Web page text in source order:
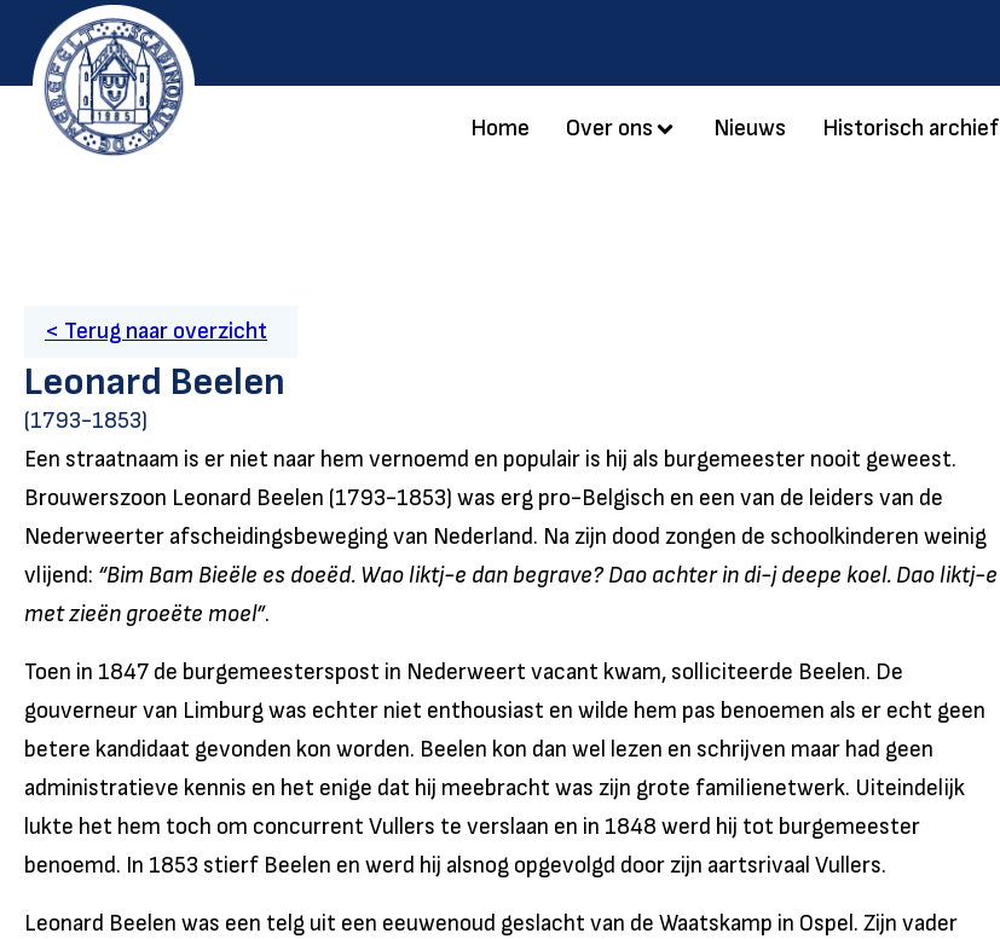
Home Over ons Nieuws Historisch archief
< Terug naar overzicht
Leonard Beelen
(1793-1853)
Een straatnaam is er niet naar hem vernoemd en populair is hij als burgemeester nooit geweest.
Brouwerszoon Leonard Beelen (1793-1853) was erg pro-Belgisch en een van de leiders van de
Nederweerter afscheidingsbeweging van Nederland. Na zijn dood zongen de schoolkinderen weinig
vlijend: “Bim Bam Bieële es doeëd. Wao liktj-e dan begrave? Dao achter in di-j deepe koel. Dao liktj-e
met zieën groeëte moel”.
Toen in 1847 de burgemeesterspost in Nederweert vacant kwam, solliciteerde Beelen. De
gouverneur van Limburg was echter niet enthousiast en wilde hem pas benoemen als er echt geen
betere kandidaat gevonden kon worden. Beelen kon dan wel lezen en schrijven maar had geen
administratieve kennis en het enige dat hij meebracht was zijn grote familienetwerk. Uiteindelijk
lukte het hem toch om concurrent Vullers te verslaan en in 1848 werd hij tot burgemeester
benoemd. In 1853 stierf Beelen en werd hij alsnog opgevolgd door zijn aartsrivaal Vullers.
Leonard Beelen was een telg uit een eeuwenoud geslacht van de Waatskamp in Ospel. Zijn vader